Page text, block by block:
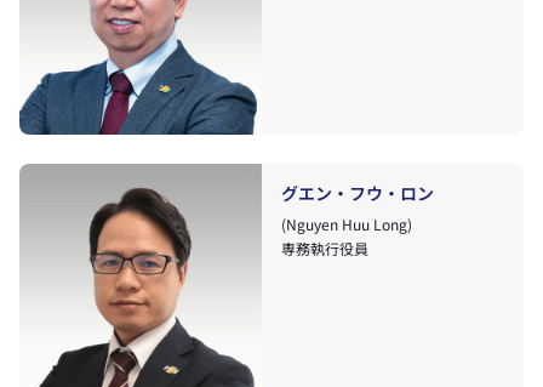
グエン・フウ・ロン
(Nguyen Huu Long)
専務執行役員